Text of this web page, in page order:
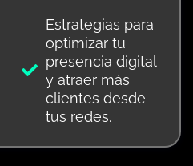
Estrategias para
optimizar tu
presencia digital
y atraer más
clientes desde
tus redes.